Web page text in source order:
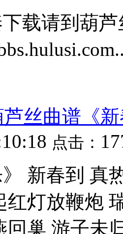
载请到葫
芦丝曲谱《
点击：
》 新春到
红灯放鞭炮
回巢 游子未